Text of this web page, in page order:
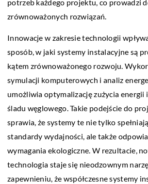
potrzeb każdego projektu, co prowadzi
zrównoważonych rozwiązań.
Innowacje w zakresie technologii
sposób, w jaki systemy instalacyjne są
kątem zrównoważonego rozwoju.
symulacji komputerowych i analiz
umożliwia optymalizację zużycia energii
śladu węglowego. Takie podejście do
sprawia, że systemy te nie tylko
standardy wydajności, ale także
wymagania ekologiczne. W rezultacie,
technologia staje się nieodzownym
zapewnieniu, że współczesne systemy